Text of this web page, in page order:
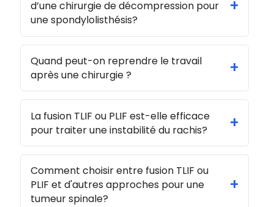
d’une chirurgie de décompression pour
une spondylolisthésis?
+
Quand peut-on reprendre le travail
après une chirurgie ?
+
La fusion TLIF ou PLIF est-elle efficace
pour traiter une instabilité du rachis?
+
Comment choisir entre fusion TLIF ou
PLIF et d'autres approches pour une
tumeur spinale?
+